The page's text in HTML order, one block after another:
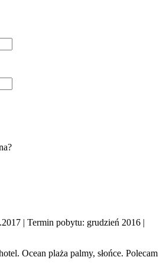
| Termin pobytu: grudzień 2016 |
Ocean plaża palmy, słońce. Polecam